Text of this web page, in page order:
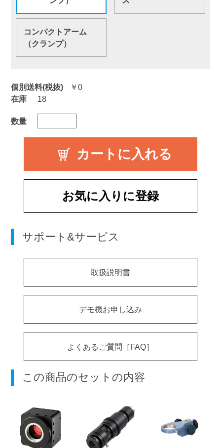
個別送料(税抜) ￥0
コンパクトアーム
（クランプ）
在庫 18
数量
お気に入りに登録
サポート&サービス
取扱説明書
デモ機お申し込み
よくあるご質問［FAQ］
この商品のセットの内容